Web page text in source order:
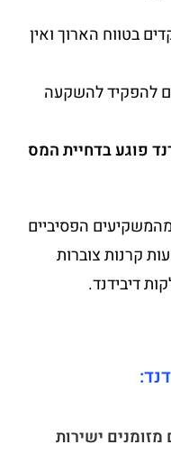
בטווח הארוך ואין
להפקיד להשקעה
פוגע בדחיית המס
הפסיביים
קרנות צוברות
דיבידנד.
ישירות